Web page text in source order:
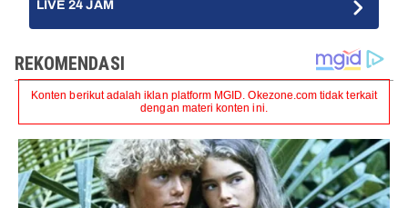
LIVE 24 JAM